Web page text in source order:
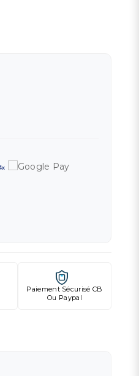
Paiement Sécurisé CB
Ou Paypal